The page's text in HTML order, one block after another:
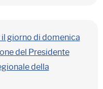
giorno di domenica
del Presidente
della